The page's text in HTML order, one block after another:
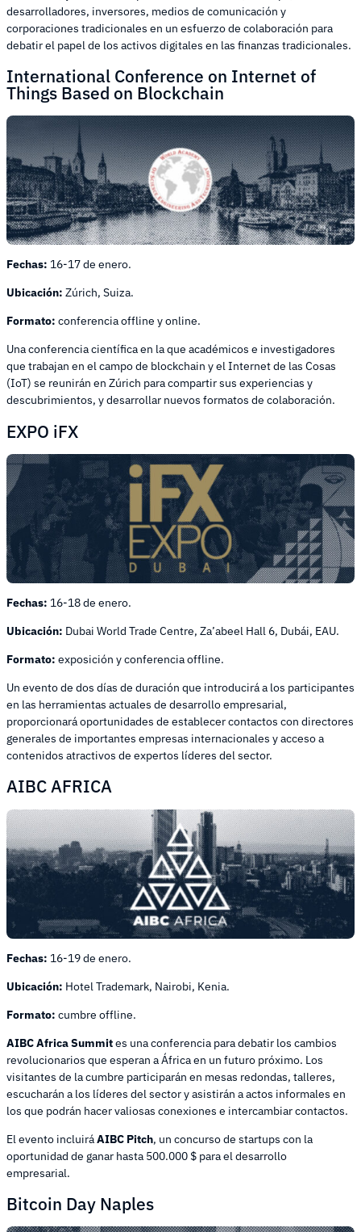
desarrolladores, inversores, medios de comunicación y
corporaciones tradicionales en un esfuerzo de colaboración para
debatir el papel de los activos digitales en las finanzas tradicionales.
International Conference on Internet of
Things Based on Blockchain
Fechas: 16-17 de enero.
Ubicación: Zúrich, Suiza.
Formato: conferencia offline y online.
Una conferencia científica en la que académicos e investigadores
que trabajan en el campo de blockchain y el Internet de las Cosas
(IoT) se reunirán en Zúrich para compartir sus experiencias y
descubrimientos, y desarrollar nuevos formatos de colaboración.
EXPO iFX
Fechas: 16-18 de enero.
Ubicación: Dubai World Trade Centre, Za’abeel Hall 6, Dubái, EAU.
Formato: exposición y conferencia offline.
Un evento de dos días de duración que introducirá a los participantes
en las herramientas actuales de desarrollo empresarial,
proporcionará oportunidades de establecer contactos con directores
generales de importantes empresas internacionales y acceso a
contenidos atractivos de expertos líderes del sector.
AIBC AFRICA
Fechas: 16-19 de enero.
Ubicación: Hotel Trademark, Nairobi, Kenia.
Formato: cumbre offline.
AIBC Africa Summites una conferencia para debatir los cambios
revolucionarios que esperan a África en un futuro próximo. Los
visitantes de la cumbre participarán en mesas redondas, talleres,
escucharán a los líderes del sector y asistirán a actos informales en
los que podrán hacer valiosas conexiones e intercambiar contactos.
El evento incluiráAIBC Pitch, un concurso de startups con la
oportunidad de ganar hasta 500.000 $ para el desarrollo
empresarial.
Bitcoin Day Naples